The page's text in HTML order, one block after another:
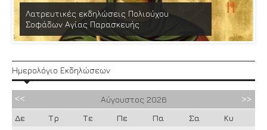
Λατρευτικές εκδηλώσεις Πολιούχου
Σοφάδων Αγίας Παρασκευής
Ημερολόγιο Εκδηλώσεων
Αύγουστος 2026
Δε
Τρ Τε Πε Πα Σα
Κυ